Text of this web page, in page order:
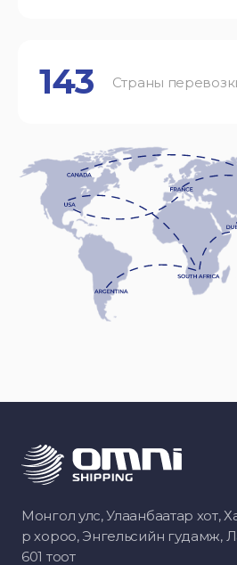
143 Страны
Монгол улс, Улаанбаатар хот,
р хороо, Энгельсийн гудамж,
601 тоот